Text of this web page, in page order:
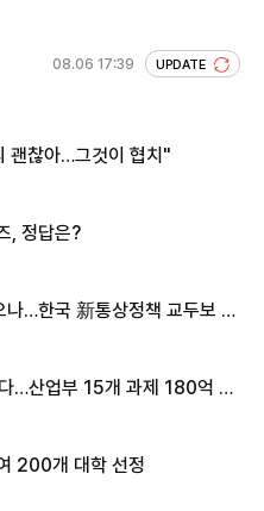
08.06 17:39 UPDATE
괜찮아…그것이 협치"
, 정답은?
…한국 新통상정책 교두보 활
…산업부 15개 과제 180억 지
200개 대학 선정